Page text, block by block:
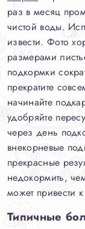
раз в месяц
чистой воды.
извести. Фото
размерами
подкормки
прекратите
начинайте
удобряйте
через день
внекорневые
прекрасные
недокормить,
может привести
Типичные